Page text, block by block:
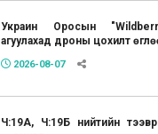
Украин Оросын
агуулахад дроны цохилт
2026-08-07
Ч:19А, Ч:19Б нийтийн